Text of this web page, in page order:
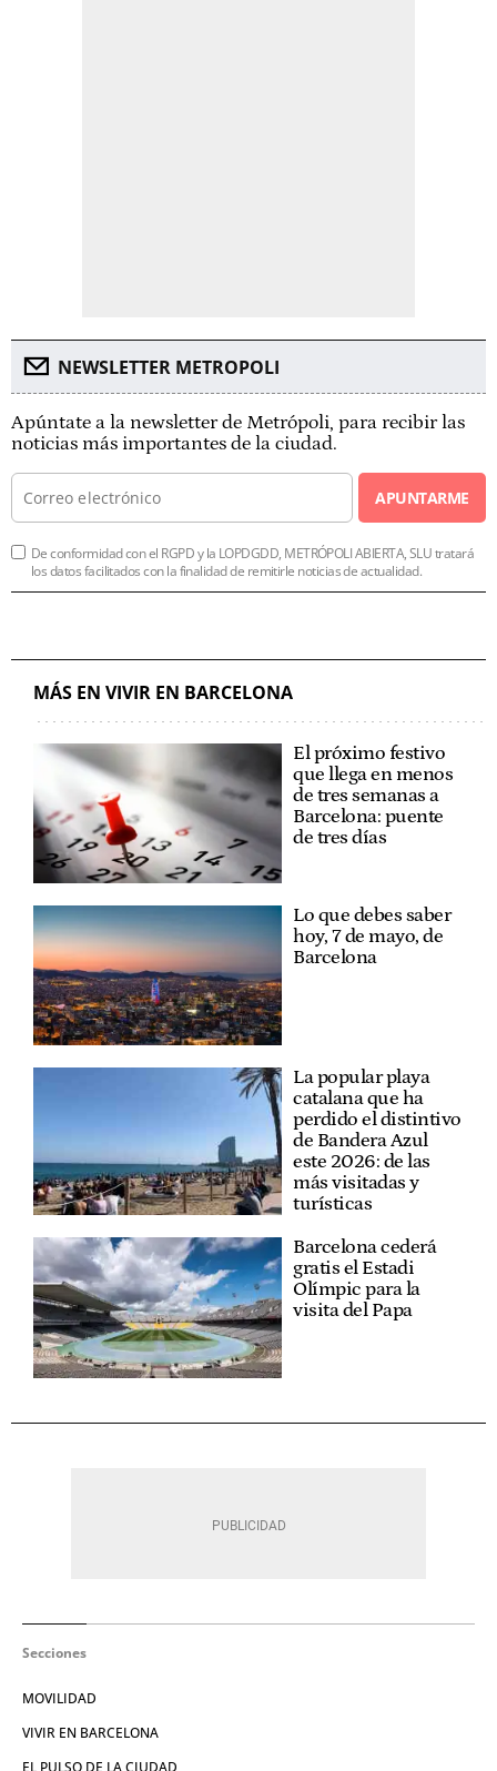
NEWSLETTER METROPOLI
Apúntate a la newsletter de Metrópoli, para recibir las
noticias más importantes de la ciudad.
APUNTARME
De conformidad con el RGPD y la LOPDGDD, METRÓPOLI ABIERTA, SLU tratará
los datos facilitados con la finalidad de remitirle noticias de actualidad.
MÁS EN VIVIR EN BARCELONA
El próximo festivo
que llega en menos
de tres semanas a
Barcelona: puente
de tres días
Lo que debes saber
hoy, 7 de mayo, de
Barcelona
La popular playa
catalana que ha
perdido el distintivo
de Bandera Azul
este 2026: de las
más visitadas y
turísticas
Barcelona cederá
gratis el Estadi
Olímpic para la
visita del Papa
Secciones
MOVILIDAD
VIVIR EN BARCELONA
EL PULSO DE LA CIUDAD